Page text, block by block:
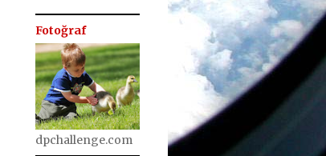
Fotoğraf
dpchallenge.com